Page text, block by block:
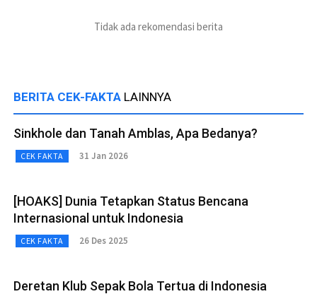
Tidak ada rekomendasi berita
BERITA CEK-FAKTA LAINNYA
Sinkhole dan Tanah Amblas, Apa Bedanya?
CEK FAKTA 31 Jan 2026
[HOAKS] Dunia Tetapkan Status Bencana
Internasional untuk Indonesia
CEK FAKTA 26 Des 2025
Deretan Klub Sepak Bola Tertua di Indonesia